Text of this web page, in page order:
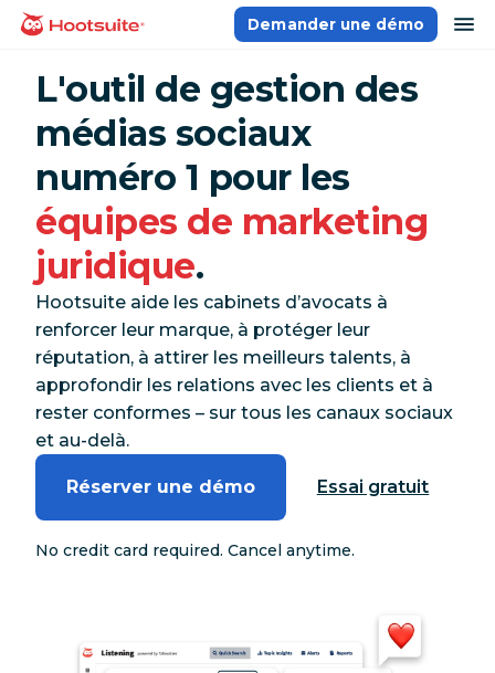
Aller
Accueil
Demander une démo
L'outil de gestion des
médias sociaux
numéro 1 pour les
équipes de marketing
juridique.
Hootsuite aide les cabinets d’avocats à
renforcer leur marque, à protéger leur
réputation, à attirer les meilleurs talents, à
approfondir les relations avec les clients et à
rester conformes – sur tous les canaux sociaux
et au-delà.
Réserver une démo Essai gratuit
No credit card required. Cancel anytime.